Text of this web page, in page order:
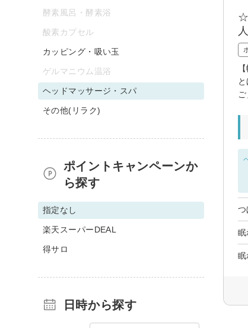
☆
つ
眠
眠
酵素風呂・酵素浴
酸素カプセル
カッピング・吸い玉
ゲルマニウム温浴
ヘッドマッサージ・スパ
その他(リラク)
ポイントキャンペーンか
ら探す
指定なし
楽天スーパーDEAL
得サロ
日時から探す